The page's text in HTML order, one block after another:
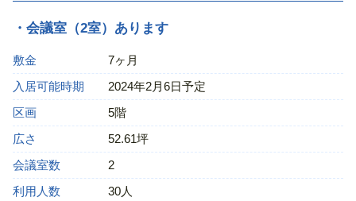
・会議室（2室）あります
敷金
7ヶ月
入居可能時期
2024年2月6日予定
区画
5階
広さ
52.61坪
会議室数
2
利用人数
30人